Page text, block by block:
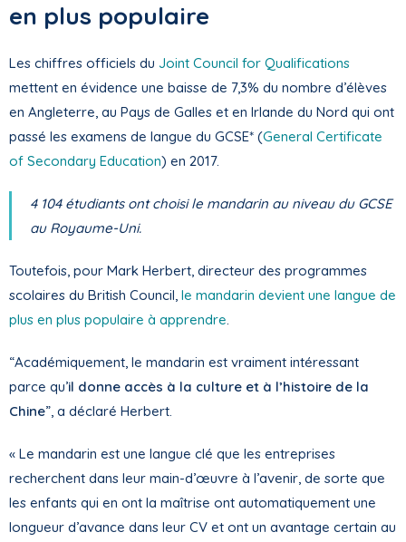
en plus populaire
Les chiffres officiels du Joint Council for Qualifications
mettent en évidence une baisse de 7,3% du nombre d’élèves
en Angleterre, au Pays de Galles et en Irlande du Nord qui ont
passé les examens de langue du GCSE* (General Certificate
of Secondary Education) en 2017.
4 104 étudiants ont choisi le mandarin au niveau du GCSE
au Royaume-Uni.
Toutefois, pour Mark Herbert, directeur des programmes
scolaires du British Council, le mandarin devient une langue de
plus en plus populaire à apprendre.
“Académiquement, le mandarin est vraiment intéressant
parce qu’il donne accès à la culture et à l’histoire de la
Chine”, a déclaré Herbert.
« Le mandarin est une langue clé que les entreprises
recherchent dans leur main-d’œuvre à l’avenir, de sorte que
les enfants qui en ont la maîtrise ont automatiquement une
longueur d’avance dans leur CV et ont un avantage certain au